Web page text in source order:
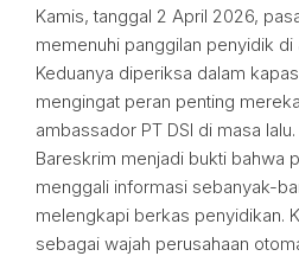
Kamis, tanggal 2 April 2026,
memenuhi panggilan penyidik di
Keduanya diperiksa dalam
mengingat peran penting
ambassador PT DSI di masa
Bareskrim menjadi bukti bahwa
menggali informasi sebanyak-
melengkapi berkas penyidikan.
sebagai wajah perusahaan